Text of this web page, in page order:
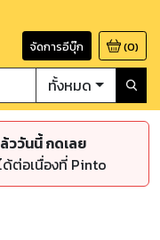
จัดการอีบุ๊ก (0)
ทั้งหมด
ววันนี้ กดเลย
ต่อเนื่องที่ Pinto